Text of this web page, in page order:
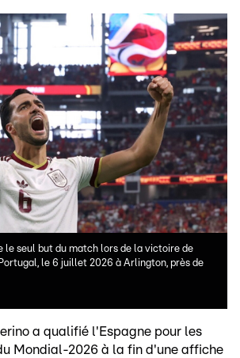
le seul but du match lors de la victoire de
le 6 juillet 2026 à Arlington, près de
a qualifié l'Espagne pour les
Mondial-2026 à la fin d'une affiche